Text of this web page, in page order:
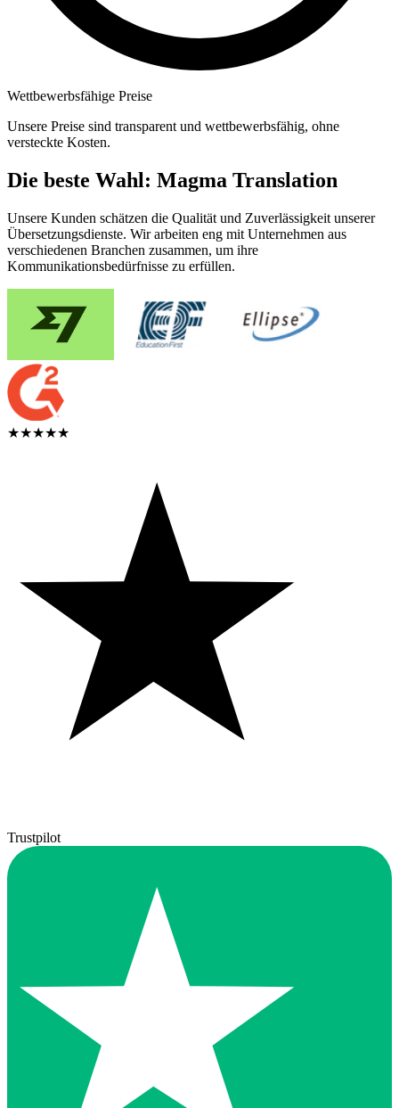
Wettbewerbsfähige Preise
Unsere Preise sind transparent und wettbewerbsfähig, ohne
versteckte Kosten.
Die beste Wahl: Magma Translation
Unsere Kunden schätzen die Qualität und Zuverlässigkeit unserer
Übersetzungsdienste. Wir arbeiten eng mit Unternehmen aus
verschiedenen Branchen zusammen, um ihre
Kommunikationsbedürfnisse zu erfüllen.
★★★★★
Trustpilot